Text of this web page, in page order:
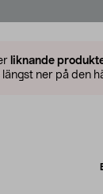
liknande
ner på den